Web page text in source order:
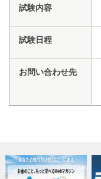
試験内容
試験日程
お問い合わせ先